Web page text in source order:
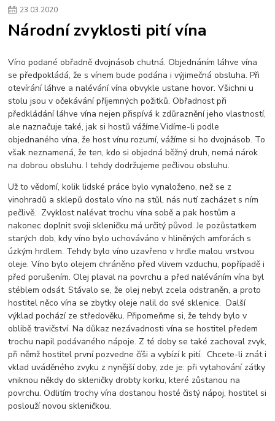
23.03.2020
Národní zvyklosti pití vína
Víno podané obřadně dvojnásob chutná. Objednáním láhve vína
se předpokládá, že s vínem bude podána i výjimečná obsluha. Při
otevírání láhve a nalévání vína obvykle ustane hovor. Všichni u
stolu jsou v očekávání příjemných požitků. Obřadnost při
předkládání láhve vína nejen přispívá k zdůraznění jeho vlastností,
ale naznačuje také, jak si hostů vážíme.Vidíme-li podle
objednaného vína, že host vínu rozumí, vážíme si ho dvojnásob. To
však neznamená, že ten, kdo si objedná běžný druh, nemá nárok
na dobrou obsluhu. I tehdy dodržujeme pečlivou obsluhu.
Už to vědomí, kolik lidské práce bylo vynaloženo, než se z
vinohradů a sklepů dostalo víno na stůl, nás nutí zacházet s ním
pečlivě. Zvyklost nalévat trochu vína sobě a pak hostům a
nakonec doplnit svoji skleničku má určitý původ. Je pozůstatkem
starých dob, kdy víno bylo uchováváno v hliněných amforách s
úzkým hrdlem. Tehdy bylo víno uzavřeno v hrdle malou vrstvou
oleje. Víno bylo olejem chráněno před vlivem vzduchu, popřípadě i
před porušením. Olej plaval na povrchu a před naléváním vína byl
stéblem odsát. Stávalo se, že olej nebyl zcela odstraněn, a proto
hostitel něco vína se zbytky oleje nalil do své sklenice. Další
výklad pochází ze středověku. Připomeňme si, že tehdy bylo v
oblibě travičství. Na důkaz nezávadnosti vína se hostitel předem
trochu napil podávaného nápoje. Z té doby se také zachoval zvyk,
při němž hostitel první pozvedne číši a vybízí k pití. Chcete-li znát i
vklad uváděného zvyku z nynější doby, zde je: při vytahování zátky
vniknou někdy do skleničky drobty korku, které zůstanou na
povrchu. Odlitím trochy vína dostanou hosté čistý nápoj, hostitel si
poslouží novou skleničkou.